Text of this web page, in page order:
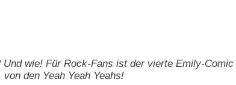
wie! Für Rock-Fans ist der vierte Emily-
den Yeah Yeah Yeahs!